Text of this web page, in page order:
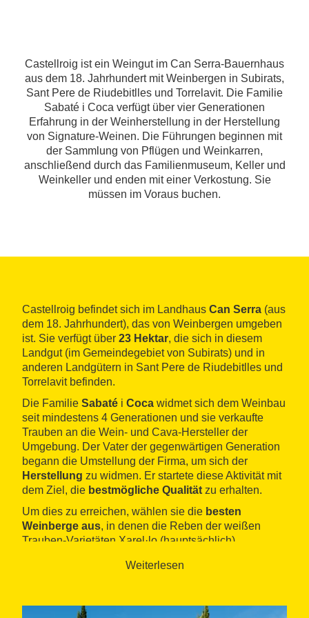
Castellroig ist ein Weingut im Can Serra-Bauernhaus
aus dem 18. Jahrhundert mit Weinbergen in Subirats,
Sant Pere de Riudebitlles und Torrelavit. Die Familie
Sabaté i Coca verfügt über vier Generationen
Erfahrung in der Weinherstellung in der Herstellung
von Signature-Weinen. Die Führungen beginnen mit
der Sammlung von Pflügen und Weinkarren,
anschließend durch das Familienmuseum, Keller und
Weinkeller und enden mit einer Verkostung. Sie
müssen im Voraus buchen.
Castellroig befindet sich im Landhaus Can Serra (aus
dem 18. Jahrhundert), das von Weinbergen umgeben
ist. Sie verfügt über 23 Hektar, die sich in diesem
Landgut (im Gemeindegebiet von Subirats) und in
anderen Landgütern in Sant Pere de Riudebitlles und
Torrelavit befinden.
Die Familie Sabaté i Coca widmet sich dem Weinbau
seit mindestens 4 Generationen und sie verkaufte
Trauben an die Wein- und Cava-Hersteller der
Umgebung. Der Vater der gegenwärtigen Generation
begann die Umstellung der Firma, um sich der
Herstellung zu widmen. Er startete diese Aktivität mit
dem Ziel, die bestmögliche Qualität zu erhalten.
Um dies zu erreichen, wählen sie die besten
Weinberge aus, in denen die Reben der weißen
Trauben-Varietäten Xarel·lo (hauptsächlich),
Trauben-Varietäten Tempranillo, Merlot, Cabernet
durchgeführt, der eine Palette
Autorenweine
Weiterlesen